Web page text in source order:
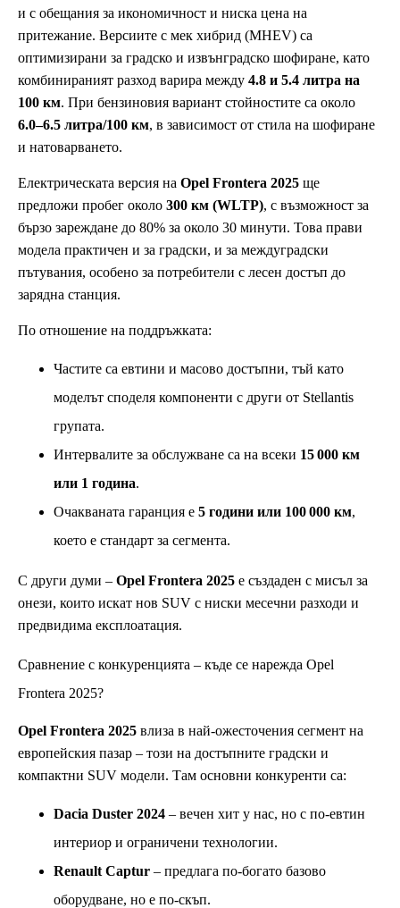
и с обещания за икономичност и ниска цена на
притежание. Версиите с мек хибрид (MHEV) са
оптимизирани за градско и извънградско шофиране, като
комбинираният разход варира между 4.8 и 5.4 литра на
100 км. При бензиновия вариант стойностите са около
6.0–6.5 литра/100 км, в зависимост от стила на шофиране
и натоварването.
Електрическата версия на Opel Frontera 2025 ще
предложи пробег около 300 км (WLTP), с възможност за
бързо зареждане до 80% за около 30 минути. Това прави
модела практичен и за градски, и за междуградски
пътувания, особено за потребители с лесен достъп до
зарядна станция.
По отношение на поддръжката:
Частите са евтини и масово достъпни, тъй като
моделът споделя компоненти с други от Stellantis
групата.
Интервалите за обслужване са на всеки 15 000 км
или 1 година.
Очакваната гаранция е 5 години или 100 000 км,
което е стандарт за сегмента.
С други думи – Opel Frontera 2025 е създаден с мисъл за
онези, които искат нов SUV с ниски месечни разходи и
предвидима експлоатация.
Сравнение с конкуренцията – къде се нарежда Opel
Frontera 2025?
Opel Frontera 2025 влиза в най-ожесточения сегмент на
европейския пазар – този на достъпните градски и
компактни SUV модели. Там основни конкуренти са:
Dacia Duster 2024 – вечен хит у нас, но с по-евтин
интериор и ограничени технологии.
Renault Captur – предлага по-богато базово
оборудване, но е по-скъп.